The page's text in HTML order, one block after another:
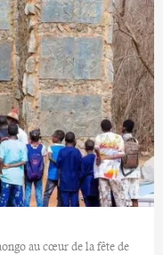
au cœur de la fête de